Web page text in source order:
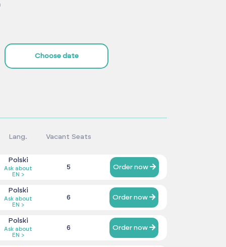
Choose date
Lang. Vacant Seats
Polski
Ask about
EN >
5 Order now
Polski
Ask about
EN >
6 Order now
Polski
Ask about
EN >
6 Order now